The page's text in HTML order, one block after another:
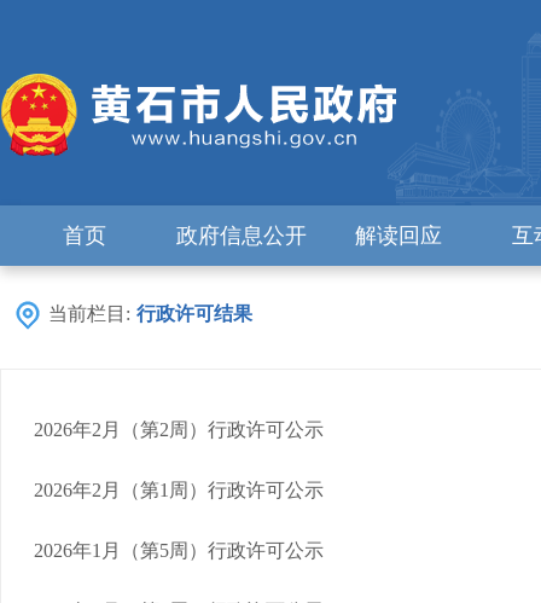
首页 政府信息公开 解读回应 互
当前栏目: 行政许可结果
2026年2月（第2周）行政许可公示
2026年2月（第1周）行政许可公示
2026年1月（第5周）行政许可公示